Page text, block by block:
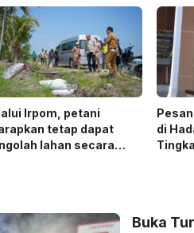
Irpom, petani
tetap dapat
lahan secara
di
Buka